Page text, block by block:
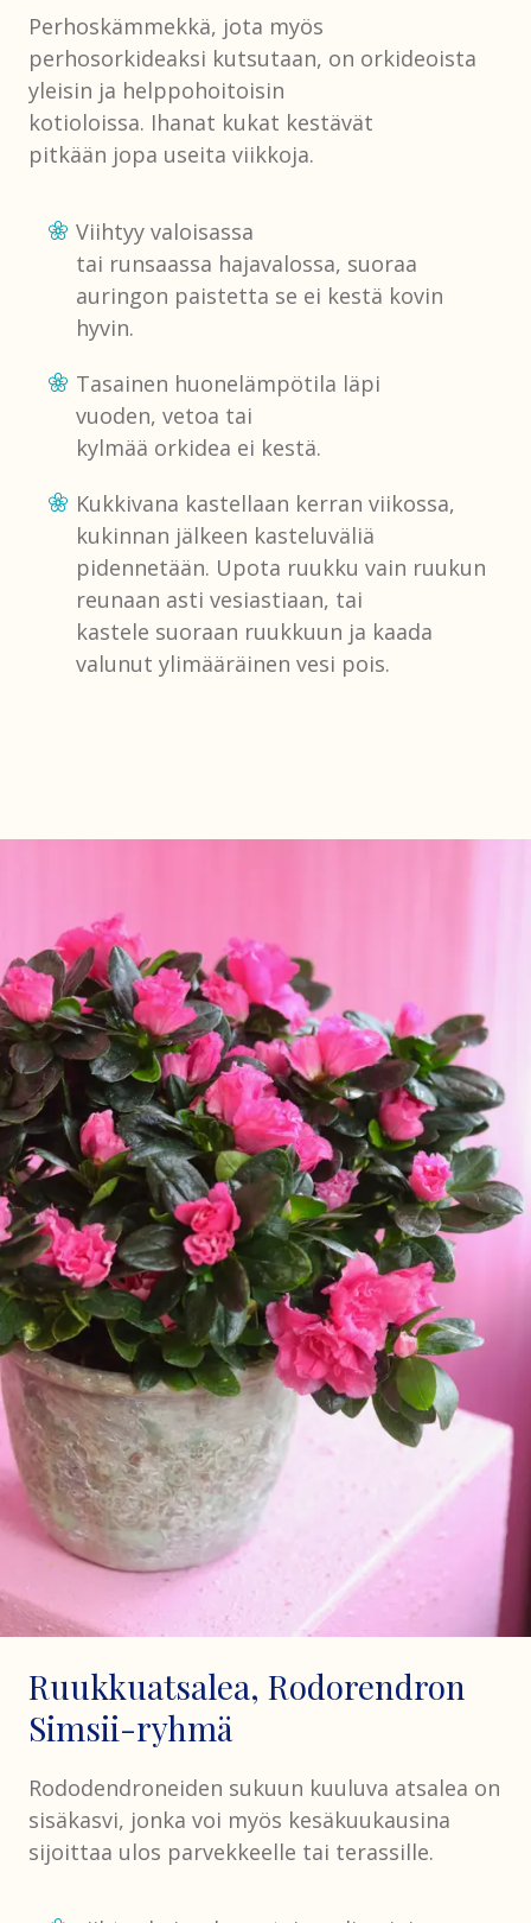
Perhoskämmekkä, jota myös
perhosorkideaksi kutsutaan, on orkideoista
yleisin ja helppohoitoisin
kotioloissa. Ihanat kukat kestävät
pitkään jopa useita viikkoja.
Viihtyy valoisassa
tai runsaassa hajavalossa, suoraa
auringon paistetta se ei kestä kovin
hyvin.
Tasainen huonelämpötila läpi
vuoden, vetoa tai
kylmää orkidea ei kestä.
Kukkivana kastellaan kerran viikossa,
kukinnan jälkeen kasteluväliä
pidennetään. Upota ruukku vain ruukun
reunaan asti vesiastiaan, tai
kastele suoraan ruukkuun ja kaada
valunut ylimääräinen vesi pois.
Ruukkuatsalea, Rodorendron
Simsii-ryhmä
Rododendroneiden sukuun kuuluva atsalea on
sisäkasvi, jonka voi myös kesäkuukausina
sijoittaa ulos parvekkeelle tai terassille.